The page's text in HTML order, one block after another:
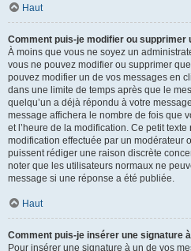
Haut
Comment puis-je modifier ou supprimer
À moins que vous ne soyez un
vous ne pouvez modifier ou supprimer
pouvez modifier un de vos messages en
dans une limite de temps après que le
quelqu’un a déjà répondu à votre
message affichera le nombre de fois que
et l’heure de la modification. Ce petit texte
modification effectuée par un modérateur
puissent rédiger une raison discrète
noter que les utilisateurs normaux ne
message si une réponse a été publiée.
Haut
Comment puis-je insérer une signature
Pour insérer une signature à un de vos